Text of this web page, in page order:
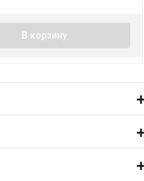
В корзину